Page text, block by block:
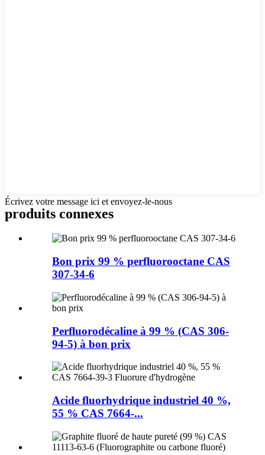
Écrivez votre message ici et envoyez-le-nous
produits connexes
Bon prix 99 % perfluorooctane CAS
307-34-6
Perfluorodécaline à 99 % (CAS 306-
94-5) à bon prix
Acide fluorhydrique industriel 40 %,
55 % CAS 7664-...